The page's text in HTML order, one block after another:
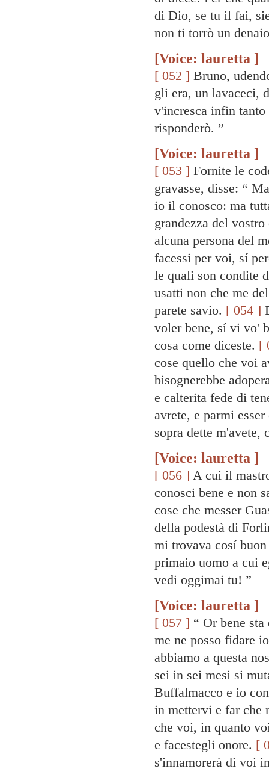
di Dio, se tu il fai,
non ti torrò un
[Voice: lauretta ]
[ 052 ] Bruno,
gli era, un lavaceci,
v'incresca infin
risponderò. ”
[Voice: lauretta ]
[ 053 ] Fornite le
gravasse, disse: “
io il conosco: ma
grandezza del
alcuna persona del
facessi per voi, sí
le quali son condite
usatti non che me
parete savio. [ 054 ]
voler bene, sí vi vo'
cosa come diceste. [
cose quello che voi
bisognerebbe
e calterita fede di
avrete, e parmi
sopra dette m'avete,
[Voice: lauretta ]
[ 056 ] A cui il
conosci bene e non
cose che messer
della podestà di
mi trovava cosí
primaio uomo a cui
vedi oggimai tu! ”
[Voice: lauretta ]
[ 057 ] “ Or bene
me ne posso fidare
abbiamo a questa
sei in sei mesi si
Buffalmacco e io
in mettervi e far che
che voi, in quanto
e facestegli onore. [
s'innamorerà di voi